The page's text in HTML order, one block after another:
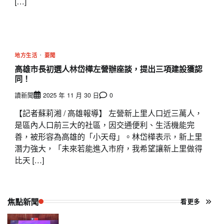
地方生活 要聞
高雄市長初選人林岱樺左營辦座談，提出三項建設獲認
同！
讀新聞 2025 年 11 月 30 日 0
【記者蘇莉湘 / 高雄報導】 左營新上里人口近三萬人，
是區內人口前三大的社區，因交通便利、生活機能完
善，被形容為高雄的「小天母」。林岱樺表示，新上里
潛力強大，「未來若能進入市府，我希望讓新上里做得
比天 […]
焦點新聞 看更多